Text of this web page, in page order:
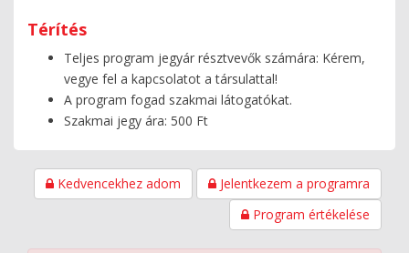
Térítés
Teljes program jegyár résztvevők számára: Kérem,
vegye fel a kapcsolatot a társulattal!
A program fogad szakmai látogatókat.
Szakmai jegy ára: 500 Ft
Kedvencekhez adom
Jelentkezem a programra
Program értékelése